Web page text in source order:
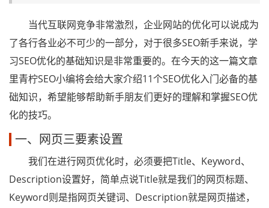
当代互联网竞争非常激烈，企业网站的优化可以说成为
了各行各业必不可少的一部分，对于很多SEO新手来说，学
习SEO优化的基础知识是非常重要的。在今天的这一篇文章
里青柠SEO小编将会给大家介绍11个SEO优化入门必备的基
础知识，希望能够帮助新手朋友们更好的理解和掌握SEO优
化的技巧。
一、网页三要素设置
我们在进行网页优化时，必须要把Title、Keyword、
Description设置好，简单点说Title就是我们的网页标题、
Keyword则是指网页关键词、Description就是网页描述，